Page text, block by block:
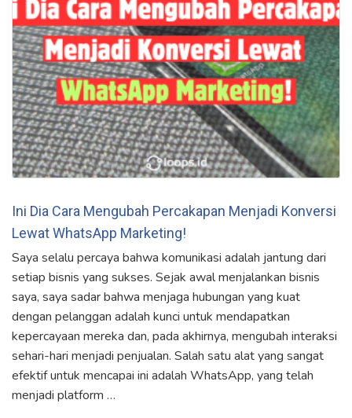
Ini Dia Cara Mengubah Percakapan Menjadi Konversi
Lewat WhatsApp Marketing!
Saya selalu percaya bahwa komunikasi adalah jantung dari
setiap bisnis yang sukses. Sejak awal menjalankan bisnis
saya, saya sadar bahwa menjaga hubungan yang kuat
dengan pelanggan adalah kunci untuk mendapatkan
kepercayaan mereka dan, pada akhirnya, mengubah interaksi
sehari-hari menjadi penjualan. Salah satu alat yang sangat
efektif untuk mencapai ini adalah WhatsApp, yang telah
menjadi platform …